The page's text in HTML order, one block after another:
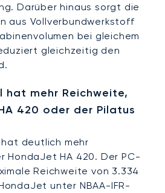
Darüber hinaus sorgt die
aus Vollverbundwerkstoff
bei gleichem
gleichzeitig den
hat mehr Reichweite,
420 oder der Pilatus
hat deutlich mehr
HondaJet HA 420. Der PC-
Reichweite von 3.334
unter NBAA-IFR-